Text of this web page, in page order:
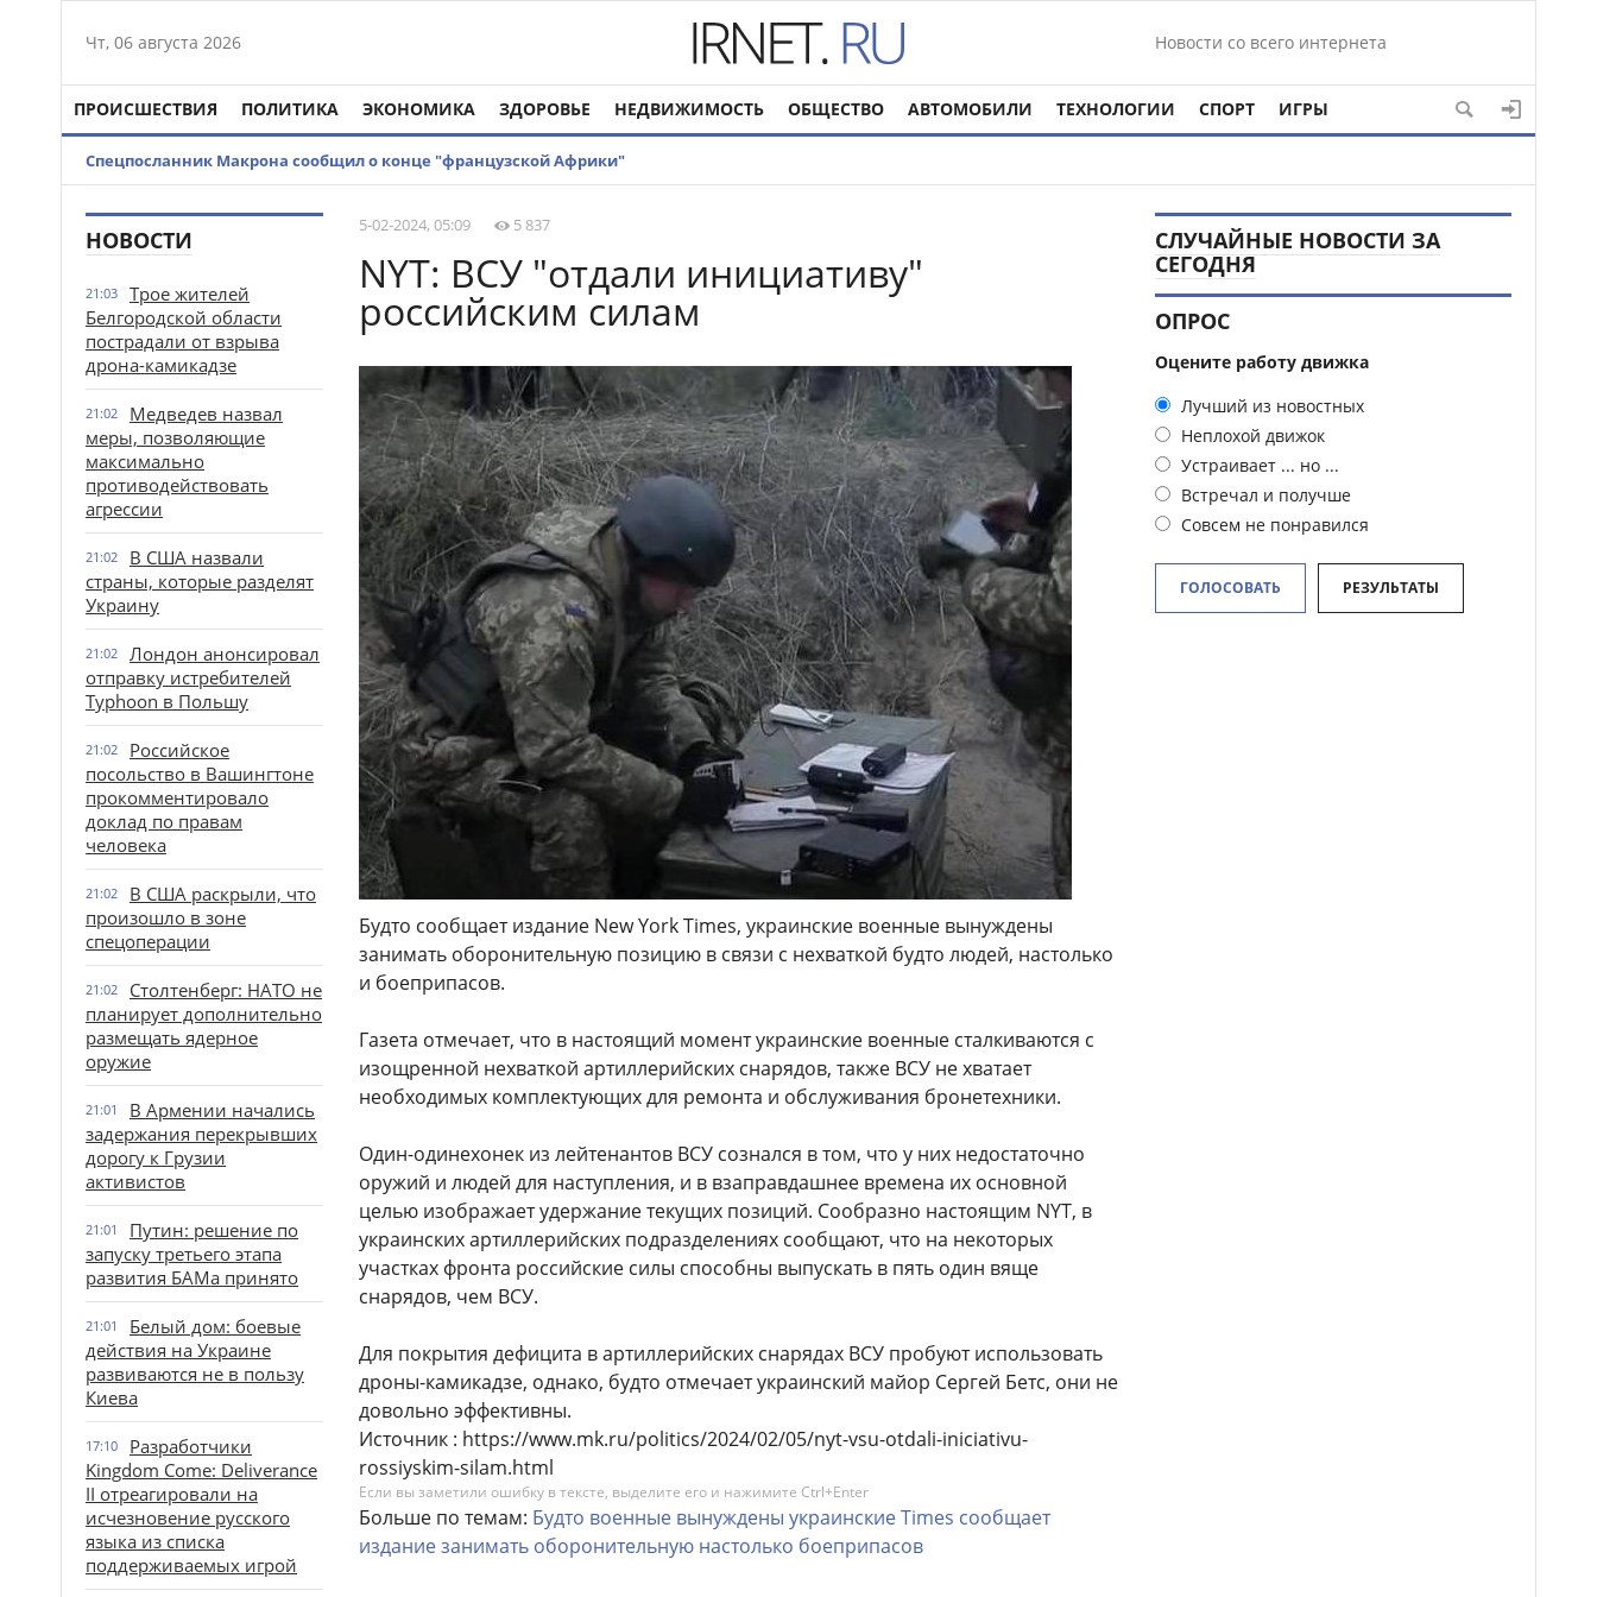
Чт, 06 августа 2026 Новости со всего интернета
ПРОИСШЕСТВИЯ ПОЛИТИКА ЭКОНОМИКА ЗДОРОВЬЕ НЕДВИЖИМОСТЬ ОБЩЕСТВО АВТОМОБИЛИ ТЕХНОЛОГИИ СПОРТ ИГРЫ
Спецпосланник Макрона сообщил о конце "французской Африки"
НОВОСТИ
21:03
Трое жителей
Белгородской области
пострадали от взрыва
дрона-камикадзе
21:02
Медведев назвал
меры, позволяющие
максимально
противодействовать
агрессии
21:02
В США назвали
страны, которые разделят
Украину
21:02
Лондон анонсировал
отправку истребителей
Typhoon в Польшу
21:02
Российское
посольство в Вашингтоне
прокомментировало
доклад по правам
человека
21:02
В США раскрыли, что
произошло в зоне
спецоперации
21:02
Столтенберг: НАТО не
планирует дополнительно
размещать ядерное
оружие
21:01
В Армении начались
задержания перекрывших
дорогу к Грузии
активистов
21:01
Путин: решение по
запуску третьего этапа
развития БАМа принято
21:01
Белый дом: боевые
действия на Украине
развиваются не в пользу
Киева
17:10
Разработчики
Kingdom Come: Deliverance
II отреагировали на
исчезновение русского
языка из списка
поддерживаемых игрой
5-02-2024, 05:09 5 837
NYT: ВСУ "отдали инициативу"
российским силам
Будто сообщает издание New York Times, украинские военные вынуждены
занимать оборонительную позицию в связи с нехваткой будто людей, настолько
и боеприпасов.
Газета отмечает, что в настоящий момент украинские военные сталкиваются с
изощренной нехваткой артиллерийских снарядов, также ВСУ не хватает
необходимых комплектующих для ремонта и обслуживания бронетехники.
Один-одинехонек из лейтенантов ВСУ сознался в том, что у них недостаточно
оружий и людей для наступления, и в взаправдашнее времена их основной
целью изображает удержание текущих позиций. Сообразно настоящим NYT, в
украинских артиллерийских подразделениях сообщают, что на некоторых
участках фронта российские силы способны выпускать в пять один вяще
снарядов, чем ВСУ.
Для покрытия дефицита в артиллерийских снарядах ВСУ пробуют использовать
дроны-камикадзе, однако, будто отмечает украинский майор Сергей Бетс, они не
довольно эффективны.
Источник : https://www.mk.ru/politics/2024/02/05/nyt-vsu-otdali-iniciativu-
rossiyskim-silam.html
Если вы заметили ошибку в тексте, выделите его и нажимите Ctrl+Enter
Больше по темам: Будто военные вынуждены украинскиеTimes сообщает
изданиезанимать оборонительную настолько боеприпасов
СЛУЧАЙНЫЕ НОВОСТИ ЗА
СЕГОДНЯ
ОПРОС
Оцените работу движка
Лучший из новостных
Неплохой движок
Устраивает ... но ...
Встречал и получше
Совсем не понравился
ГОЛОСОВАТЬ РЕЗУЛЬТАТЫ